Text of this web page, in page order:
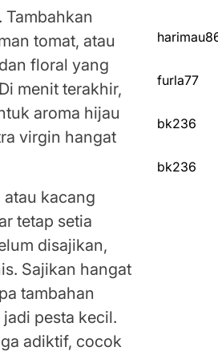
Tambahkan
tomat, atau
floral yang
menit terakhir,
aroma hijau
virgin hangat
kacang
tetap setia
disajikan,
Sajikan hangat
tambahan
pesta kecil.
adiktif, cocok
furla77
bk236
bk236